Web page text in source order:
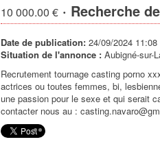
10 000.00 € · Recherche
Date de publication: 24/09/2024 11:08
Situation de l'annonce : Aubigné-sur-
Recrutement tournage casting porno
actrices ou toutes femmes, bi,
une passion pour le sexe et qui serait
contacter nous au :